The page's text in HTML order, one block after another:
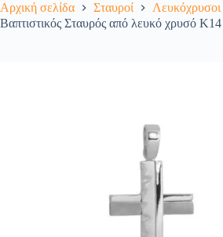
Αρχική σελίδα Σταυροί
Λευκόχρυσοι
Βαπτιστικός Σταυρός από λευκό χρυσό